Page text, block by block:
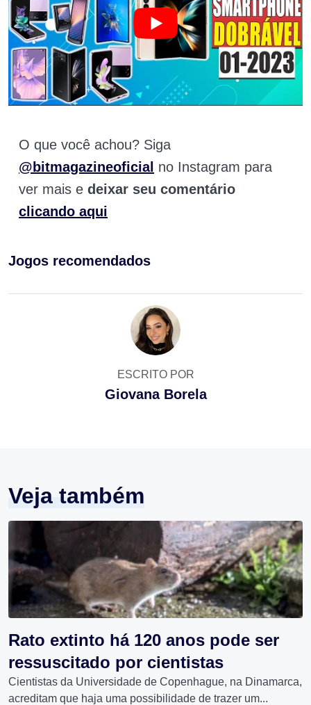
O que você achou? Siga
@bitmagazineoficial no Instagram para
ver mais e deixar seu comentário
clicando aqui
Jogos recomendados
ESCRITO POR
Giovana Borela
Veja também
Rato extinto há 120 anos pode ser
ressuscitado por cientistas
Cientistas da Universidade de Copenhague, na Dinamarca,
acreditam que haja uma possibilidade de trazer um...